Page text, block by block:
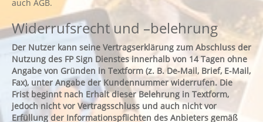
auch AGB.
Widerrufsrecht und –belehrung
Der Nutzer kann seine Vertragserklärung zum Abschluss der
Nutzung des FP Sign Dienstes innerhalb von 14 Tagen ohne
Angabe von Gründen in Textform (z. B. De-Mail, Brief, E-Mail,
Fax), unter Angabe der Kundennummer widerrufen. Die
Frist beginnt nach Erhalt dieser Belehrung in Textform,
jedoch nicht vor Vertragsschluss und auch nicht vor
Erfüllung der Informationspflichten des Anbieters gemäß